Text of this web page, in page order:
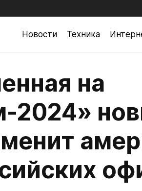
Новости Техника
на
2024»